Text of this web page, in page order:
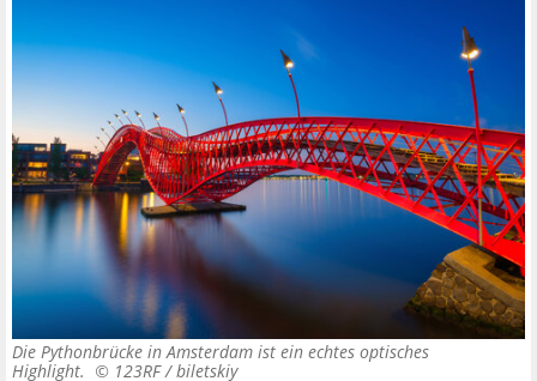
Die Pythonbrücke in Amsterdam ist ein echtes optisches
Highlight. © 123RF / biletskiy